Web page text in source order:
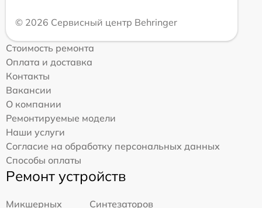
© 2026 Сервисный центр Behringer
Стоимость ремонта
Оплата и доставка
Контакты
Вакансии
О компании
Ремонтируемые модели
Наши услуги
Согласие на обработку персональных данных
Способы оплаты
Ремонт устройств
Микшерных
Синтезаторов